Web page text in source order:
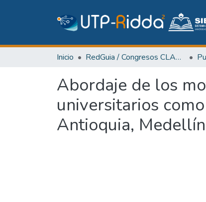
Inicio RedGuia / Congresos CLABES
Abordaje de los
universitarios
Antioquia,